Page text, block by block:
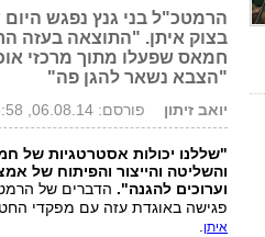
הרמטכ"ל בני גנץ נפגש
בצוק איתן. "התוצאה בעזה
חמאס שפעלו מתוך מרכזי
"הצבא נשאר להגן פה"
יואב זיתון פורסם: 06.08.14, 15:58
"שללנו יכולות אסטרטגיות של
והשליטה והייצור והפיתוח של
וערוכים להגנה". הדברים של
פגישה באוגדת עזה עם מפקדי
איתן.